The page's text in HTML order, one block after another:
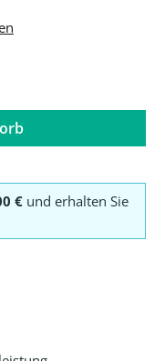
gewünschten
€ und erhalten Sie